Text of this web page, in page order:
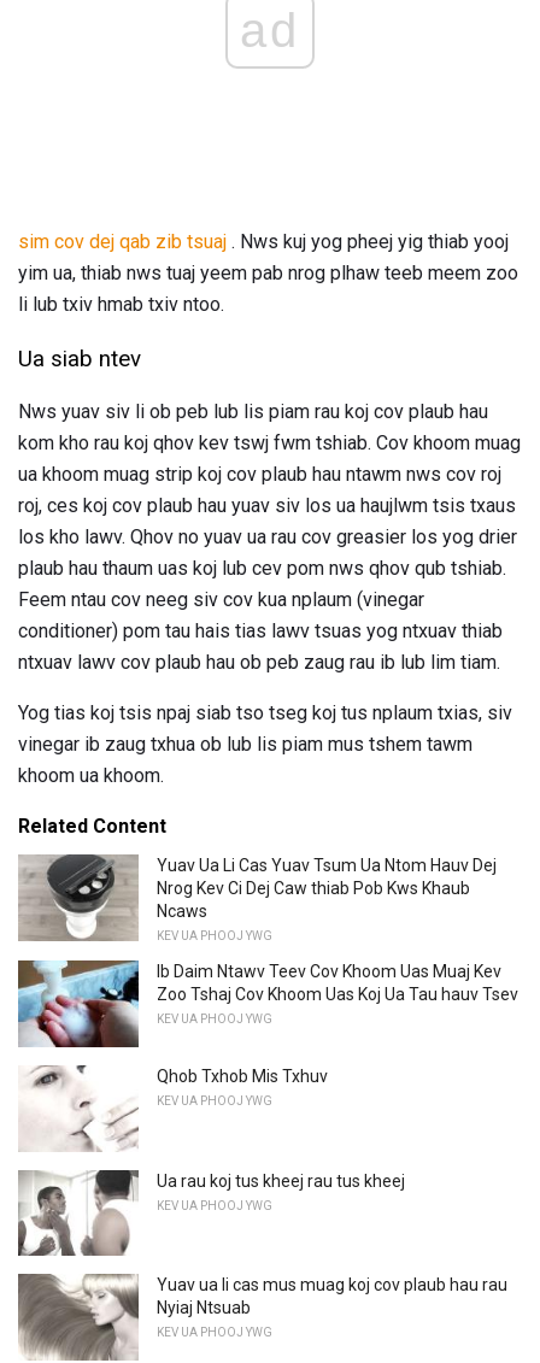
ad
sim cov dej qab zib tsuaj . Nws kuj yog pheej yig thiab yooj
yim ua, thiab nws tuaj yeem pab nrog plhaw teeb meem zoo
li lub txiv hmab txiv ntoo.
Ua siab ntev
Nws yuav siv li ob peb lub lis piam rau koj cov plaub hau
kom kho rau koj qhov kev tswj fwm tshiab. Cov khoom muag
ua khoom muag strip koj cov plaub hau ntawm nws cov roj
roj, ces koj cov plaub hau yuav siv los ua haujlwm tsis txaus
los kho lawv. Qhov no yuav ua rau cov greasier los yog drier
plaub hau thaum uas koj lub cev pom nws qhov qub tshiab.
Feem ntau cov neeg siv cov kua nplaum (vinegar
conditioner) pom tau hais tias lawv tsuas yog ntxuav thiab
ntxuav lawv cov plaub hau ob peb zaug rau ib lub lim tiam.
Yog tias koj tsis npaj siab tso tseg koj tus nplaum txias, siv
vinegar ib zaug txhua ob lub lis piam mus tshem tawm
khoom ua khoom.
Related Content
Yuav Ua Li Cas Yuav Tsum Ua Ntom Hauv Dej
Nrog Kev Ci Dej Caw thiab Pob Kws Khaub
Ncaws
KEV UA PHOOJ YWG
Ib Daim Ntawv Teev Cov Khoom Uas Muaj Kev
Zoo Tshaj Cov Khoom Uas Koj Ua Tau hauv Tsev
KEV UA PHOOJ YWG
Qhob Txhob Mis Txhuv
KEV UA PHOOJ YWG
Ua rau koj tus kheej rau tus kheej
KEV UA PHOOJ YWG
Yuav ua li cas mus muag koj cov plaub hau rau
Nyiaj Ntsuab
KEV UA PHOOJ YWG